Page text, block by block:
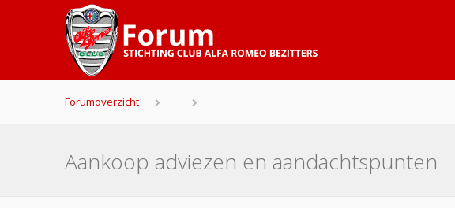
Forumoverzicht
Aankoop adviezen en aandachtspunten